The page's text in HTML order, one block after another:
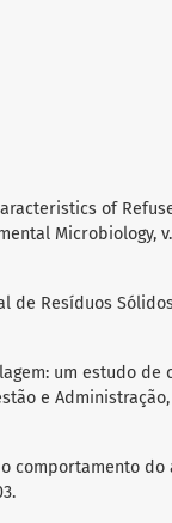
of
Microbiology,
de Resíduos
um estudo de
e Administração,
comportamento